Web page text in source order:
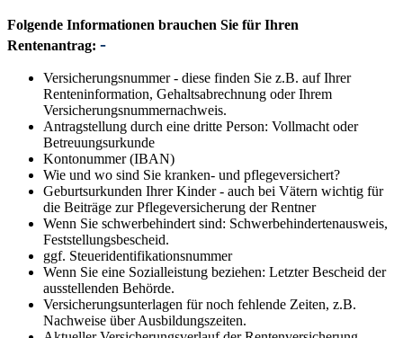
Folgende Informationen brauchen Sie für Ihren
Rentenantrag:
Versicherungsnummer - diese finden Sie z.B. auf Ihrer
Renteninformation, Gehaltsabrechnung oder Ihrem
Versicherungsnummernachweis.
Antragstellung durch eine dritte Person: Vollmacht oder
Betreuungsurkunde
Kontonummer (IBAN)
Wie und wo sind Sie kranken- und pflegeversichert?
Geburtsurkunden Ihrer Kinder - auch bei Vätern wichtig für
die Beiträge zur Pflegeversicherung der Rentner
Wenn Sie schwerbehindert sind: Schwerbehindertenausweis,
Feststellungsbescheid.
ggf. Steueridentifikationsnummer
Wenn Sie eine Sozialleistung beziehen: Letzter Bescheid der
ausstellenden Behörde.
Versicherungsunterlagen für noch fehlende Zeiten, z.B.
Nachweise über Ausbildungszeiten.